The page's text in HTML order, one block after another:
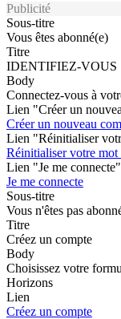
Publicité
Sous-titre
Vous êtes abonné(e)
Titre
IDENTIFIEZ-VOUS
Body
Connectez-vous à
Lien "Créer un
Créer un nouveau
Lien "Réinitialiser
Réinitialiser votre mot
Lien "Je me connecte"
Je me connecte
Sous-titre
Vous n'êtes pas
Titre
Créez un compte
Body
Choisissez votre
Horizons
Lien
Créez un compte